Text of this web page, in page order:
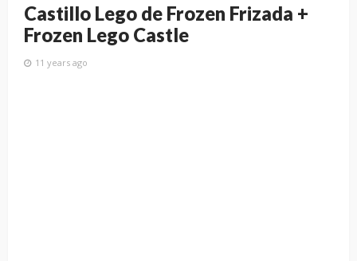
Castillo Lego de Frozen Frizada +
Frozen Lego Castle
11 years ago